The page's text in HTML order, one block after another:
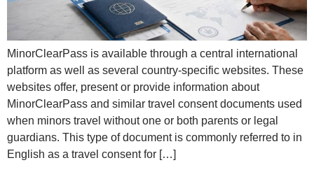
MinorClearPass is available through a central international
platform as well as several country-specific websites. These
websites offer, present or provide information about
MinorClearPass and similar travel consent documents used
when minors travel without one or both parents or legal
guardians. This type of document is commonly referred to in
English as a travel consent for […]